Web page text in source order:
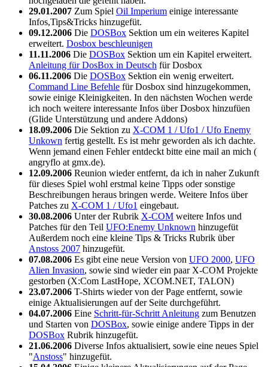
29.01.2007 Zum Spiel Oil Imperium einige interessante
Infos,Tips&Tricks hinzugefüt.
09.12.2006 Die DOSBox Sektion um ein weiteres Kapitel
erweitert. Dosbox beschleunigen
11.11.2006 Die DOSBox Sektion um ein Kapitel erweitert.
Anleitung für DosBox in Deutsch für Dosbox
06.11.2006 Die DOSBox Sektion ein wenig erweitert.
Command Line Befehle für Dosbox sind hinzugekommen,
sowie einige Kleinigkeiten. In den nächsten Wochen werde
ich noch weitere interessante Infos über Dosbox hinzufüen
(Glide Unterstützung und andere Addons)
18.09.2006 Die Sektion zu X-COM 1 / Ufo1 / Ufo Enemy
Unkown fertig gestellt. Es ist mehr geworden als ich dachte.
Wenn jemand einen Fehler entdeckt bitte eine mail an mich (
angryflo at gmx.de).
12.09.2006 Reunion wieder entfernt, da ich in naher Zukunft
für dieses Spiel wohl erstmal keine Tipps oder sonstige
Beschreibungen heraus bringen werde. Weitere Infos über
Patches zu X-COM 1 / Ufo1 eingebaut.
30.08.2006 Unter der Rubrik X-COM weitere Infos und
Patches für den Teil UFO:Enemy Unknown hinzugefüt
Außerdem noch eine kleine Tips & Tricks Rubrik über
Anstoss 2007 hinzugefüt.
07.08.2006 Es gibt eine neue Version von UFO 2000, UFO
Alien Invasion, sowie sind wieder ein paar X-COM Projekte
gestorben (X:Com LastHope, XCOM.NET, TALON)
23.07.2006 T-Shirts wieder von der Page entfernt, sowie
einige Aktualisierungen auf der Seite durchgeführt.
04.07.2006 Eine Schritt-für-Schritt Anleitung zum Benutzen
und Starten von DOSBox, sowie einige andere Tipps in der
DOSBox Rubrik hinzugefüt.
21.06.2006 Diverse Infos aktualisiert, sowie eine neues Spiel
"Anstoss" hinzugefüt.